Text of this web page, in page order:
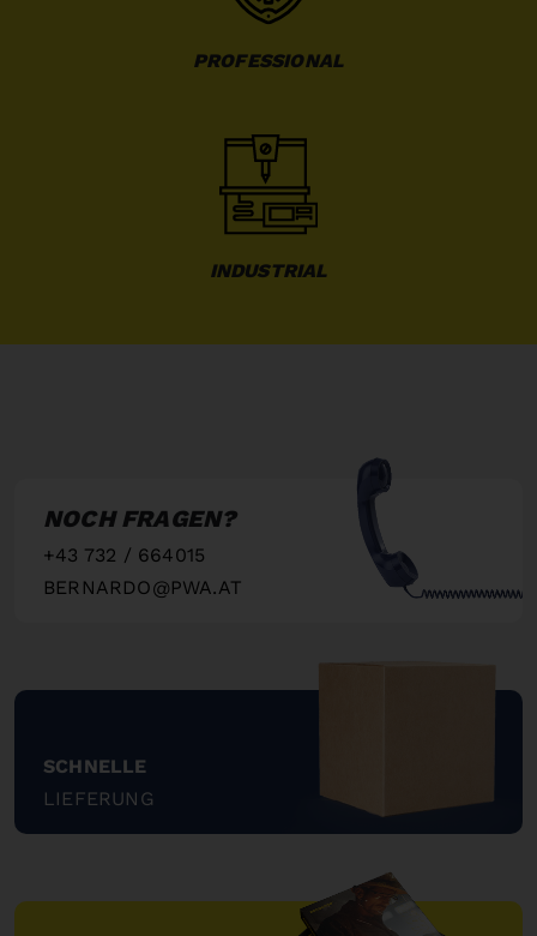
PROFESSIONAL
INDUSTRIAL
NOCH FRAGEN?
+43 732 / 664015
BERNARDO@PWA.AT
SCHNELLE
LIEFERUNG
"